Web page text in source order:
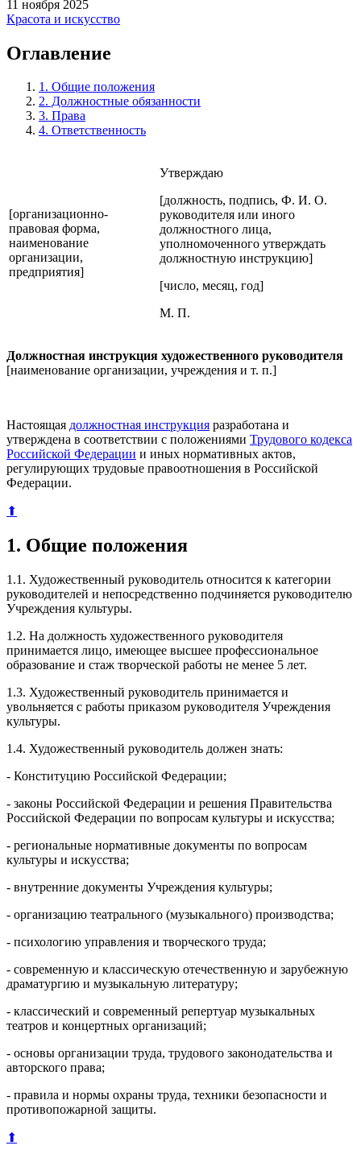
11 ноября 2025
Красота и искусство
Оглавление
1. Общие положения
2. Должностные обязанности
3. Права
4. Ответственность
[организационно-
правовая форма,
наименование
организации,
предприятия]
Утверждаю
[должность, подпись, Ф. И. О.
руководителя или иного
должностного лица,
уполномоченного утверждать
должностную инструкцию]
[число, месяц, год]
М. П.
Должностная инструкция художественного руководителя
[наименование организации, учреждения и т. п.]
Настоящая должностная инструкция разработана и
утверждена в соответствии с положениями Трудового кодекса
Российской Федерации и иных нормативных актов,
регулирующих трудовые правоотношения в Российской
Федерации.
⬆
1. Общие положения
1.1. Художественный руководитель относится к категории
руководителей и непосредственно подчиняется руководителю
Учреждения культуры.
1.2. На должность художественного руководителя
принимается лицо, имеющее высшее профессиональное
образование и стаж творческой работы не менее 5 лет.
1.3. Художественный руководитель принимается и
увольняется с работы приказом руководителя Учреждения
культуры.
1.4. Художественный руководитель должен знать:
- Конституцию Российской Федерации;
- законы Российской Федерации и решения Правительства
Российской Федерации по вопросам культуры и искусства;
- региональные нормативные документы по вопросам
культуры и искусства;
- внутренние документы Учреждения культуры;
- организацию театрального (музыкального) производства;
- психологию управления и творческого труда;
- современную и классическую отечественную и зарубежную
драматургию и музыкальную литературу;
- классический и современный репертуар музыкальных
театров и концертных организаций;
- основы организации труда, трудового законодательства и
авторского права;
- правила и нормы охраны труда, техники безопасности и
противопожарной защиты.
⬆